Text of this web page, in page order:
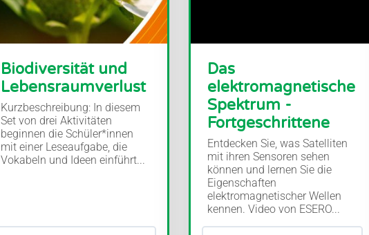
Biodiversität und
Lebensraumverlust
Kurzbeschreibung: In diesem
Set von drei Aktivitäten
beginnen die Schüler*innen
mit einer Leseaufgabe, die
Vokabeln und Ideen einführt...
Das
elektromagnetische
Spektrum -
Fortgeschrittene
Entdecken Sie, was Satelliten
mit ihren Sensoren sehen
können und lernen Sie die
Eigenschaften
elektromagnetischer Wellen
kennen. Video von ESERO...